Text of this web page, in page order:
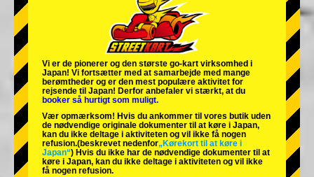
Tokyo Shinagawa Tokyo Akihabara#1
Tokyo Akihabara#2
Tokyo Shibuya Annex Tokyo Bay
Tokyo Asakusa Osaka
Okinawa
Vi er de pionerer og den største go-kart virksomhed i
Japan! Vi fortsætter med at samarbejde med mange
berømtheder og er den mest populære aktivitet for
rejsende til Japan! Derfor anbefaler vi stærkt, at du
booker så hurtigt som muligt.
Vær opmærksom! Hvis du ankommer til vores butik uden
de nødvendige originale dokumenter til at køre i Japan,
kan du ikke deltage i aktiviteten og vil ikke få nogen
refusion.(beskrevet nedenfor„Kørekort til at køre i
Japan“) Hvis du ikke har de nødvendige dokumenter til at
køre i Japan, kan du ikke deltage i aktiviteten og vil ikke
få nogen refusion.